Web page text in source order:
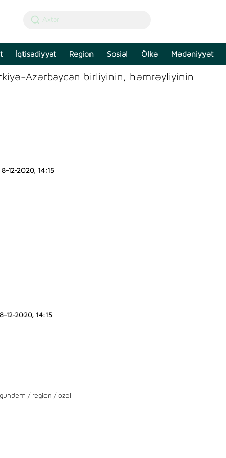
İqtisadiyyat Region Sosial Ölkə Mədəniyyət
Azərbaycan birliyinin, həmrəyliyinin
8-12-2020, 14:15
8-12-2020, 14:15
gundem / region / ozel